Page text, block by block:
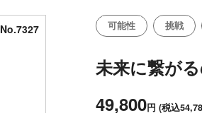
No.7327 可能性 挑戦
未来に繋が
49,800円 (税込